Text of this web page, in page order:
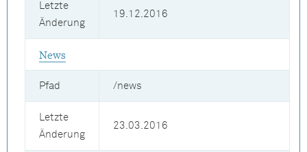
Letzte
Änderung
19.12.2016
News
Pfad /news
Letzte
Änderung
23.03.2016